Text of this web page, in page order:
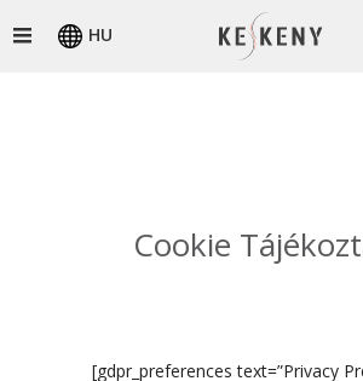
HU
Cookie
[gdpr_preferences text=”Privacy